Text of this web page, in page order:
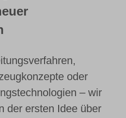
oder
– wir
der ersten Idee über